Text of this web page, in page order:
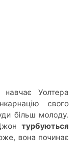
Уолтера
свого
більш молоду.
турбуються
вона починає